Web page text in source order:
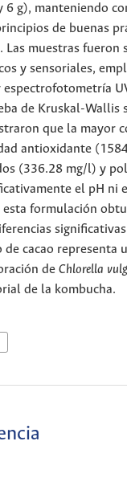
6 g), manteniendo
de buenas
muestras fueron
y sensoriales,
espectrofotometría
de Kruskal-Wallis
que la mayor
antioxidante
(336.28 mg/l) y
el pH ni
formulación
cacao representa
de Chlorella
de la kombucha.